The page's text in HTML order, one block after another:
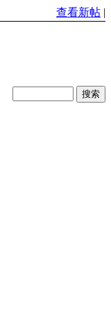
查看新帖 |